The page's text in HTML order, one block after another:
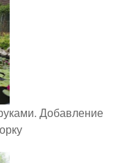
Добавление